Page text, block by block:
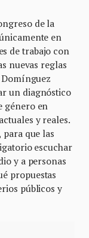
de la
en
de trabajo con
nuevas reglas
Domínguez
un diagnóstico
género en
y reales.
para que las
escuchar
y a personas
propuestas
públicos y